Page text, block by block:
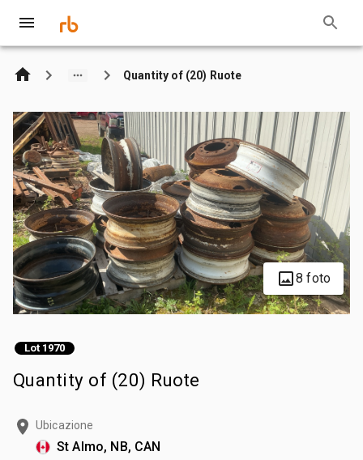
Quantity of (20) Ruote
8 foto
Lot 1970
Quantity of (20) Ruote
Ubicazione
St Almo, NB, CAN